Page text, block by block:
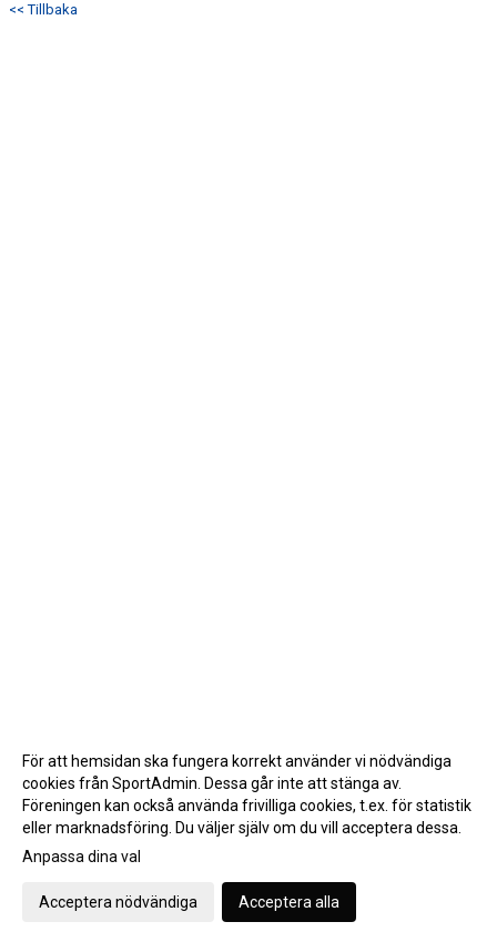
DOKUMENT
<< Tillbaka
Gå till Webbversion
För att hemsidan ska fungera korrekt använder vi nödvändiga
cookies från SportAdmin. Dessa går inte att stänga av.
Föreningen kan också använda frivilliga cookies, t.ex. för statistik
eller marknadsföring. Du väljer själv om du vill acceptera dessa.
Anpassa dina val
Acceptera nödvändiga Acceptera alla